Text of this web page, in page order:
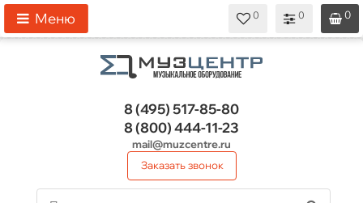
0
0
0
Меню
8 (495)517-85-80
8 (800)444-11-23
mail@muzcentre.ru
Заказать звонок